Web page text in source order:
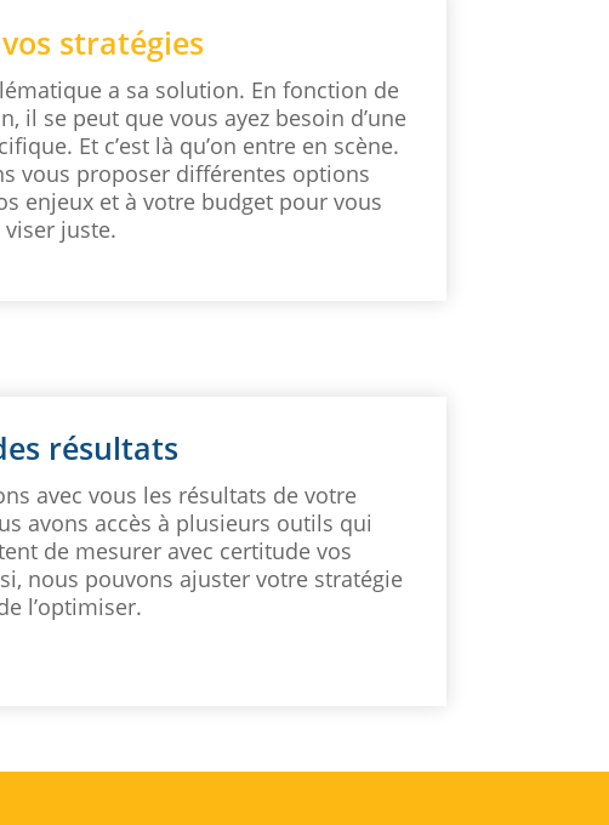
stratégies
a sa solution. En fonction de
il se peut que vous ayez besoin d’une
Et c’est là qu’on entre en scène.
vous proposer différentes options
enjeux et à votre budget pour vous
juste.
résultats
avec vous les résultats de votre
avons accès à plusieurs outils qui
de mesurer avec certitude vos
nous pouvons ajuster votre stratégie
l’optimiser.